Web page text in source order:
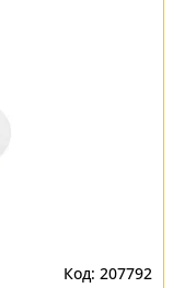
207792